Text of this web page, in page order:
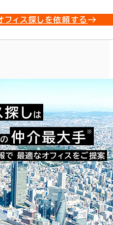
フィス探しを依頼する
41585
探し は
仲介最大手 ※
で 最適なオフィスをご提案